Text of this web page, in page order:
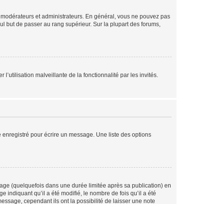
et administrateurs. En général, vous ne pouvez pas
but de passer au rang supérieur. Sur la plupart des forums,
l’utilisation malveillante de la fonctionnalité par les invités.
pour écrire un message. Une liste des options
(quelquefois dans une durée limitée après sa publication) en
indiquant qu’il a été modifié, le nombre de fois qu’il a été
cependant ils ont la possibilité de laisser une note